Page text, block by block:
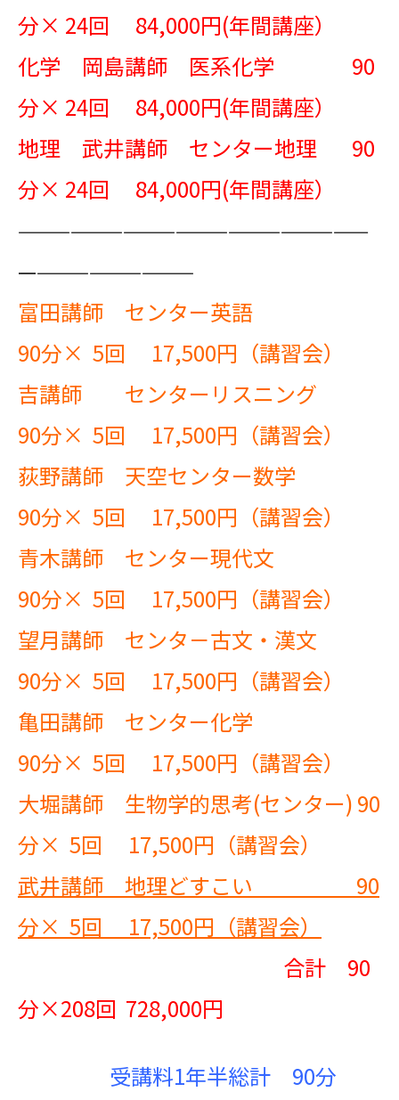
分× 24回 84,000円(年間講座）
化学 岡島講師 医系化学 90
分× 24回 84,000円(年間講座）
地理 武井講師 センター地理 90
分× 24回 84,000円(年間講座）
————————————————————
——————————
富田講師 センター英語
90分× 5回 17,500円（講習会）
吉講師 センターリスニング
90分× 5回 17,500円（講習会）
荻野講師 天空センター数学
90分× 5回 17,500円（講習会）
青木講師 センター現代文
90分× 5回 17,500円（講習会）
望月講師 センタ－古文・漢文
90分× 5回 17,500円（講習会）
亀田講師 センター化学
90分× 5回 17,500円（講習会）
大堀講師 生物学的思考(センター) 90
分× 5回 17,500円（講習会）
武井講師 地理どすこい 90
分× 5回 17,500円（講習会）
合計 90
分×208回 728,000円
受講料1年半総計 90分